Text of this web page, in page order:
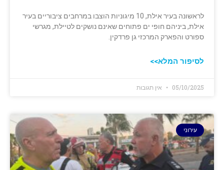
לראשונה בעיר אילת, 10 מיגוניות הוצבו במרחבים ציבוריים בעיר
אילת, ביניהם חופי ים פתוחים שאינם נושקים לטיילת, מגרשי
ספורט והפארק המרכזי גן פרדקין.
לסיפור המלא>>
05/10/2025 אין תגובות
עירוני